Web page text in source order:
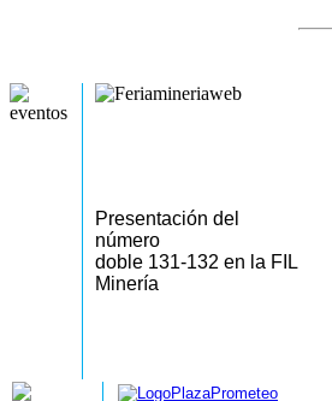
Presentación del
número
doble 131-132 en la FIL
Minería